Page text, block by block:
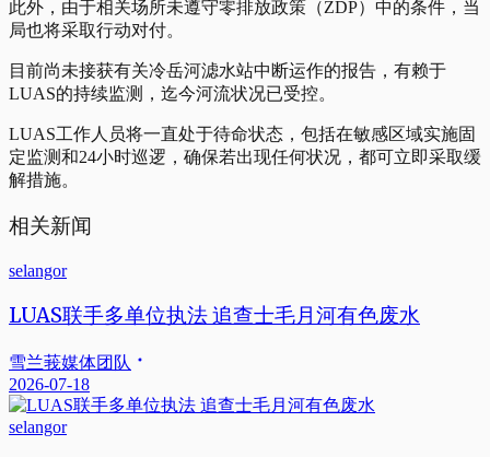
此外，由于相关场所未遵守零排放政策（ZDP）中的条件，当
局也将采取行动对付。
目前尚未接获有关冷岳河滤水站中断运作的报告，有赖于
LUAS的持续监测，迄今河流状况已受控。
LUAS工作人员将一直处于待命状态，包括在敏感区域实施固
定监测和24小时巡逻，确保若出现任何状况，都可立即采取缓
解措施。
相关新闻
selangor
LUAS联手多单位执法 追查士毛月河有色废水
雪兰莪媒体团队
2026-07-18
selangor